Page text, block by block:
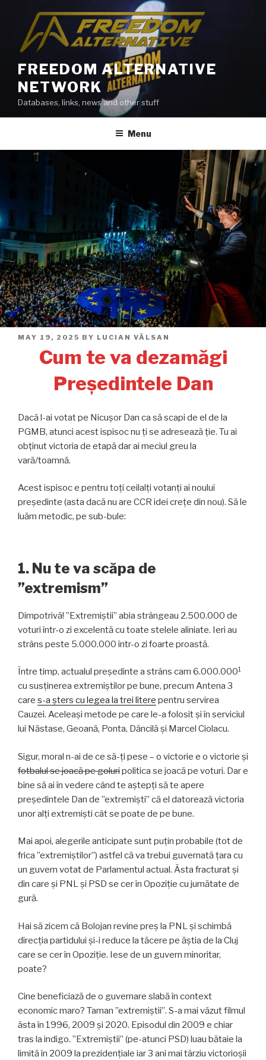
content
FREEDOM ALTERNATIVE
NETWORK
Databases, links, news and other stuff
Menu
POSTED
MAY 19, 2025 BY LUCIAN VÂLSAN
Cum te va dezamăgi
Președintele Dan
Dacă l-ai votat pe Nicușor Dan ca să scapi de el de la
PGMB, atunci acest ispisoc nu ți se adresează ție. Tu ai
obținut victoria de etapă dar ai meciul greu la
vară/toamnă.
Acest ispisoc e pentru toți ceilalți votanți ai noului
președinte (asta dacă nu are CCR idei crețe din nou). Să le
luăm metodic, pe sub-bule:
1. Nu te va scăpa de
”extremism”
Dimpotrivă! ”Extremiștii” abia strângeau 2.500.000 de
voturi într-o zi excelentă cu toate stelele aliniate. Ieri au
strâns peste 5.000.000 într-o zi foarte proastă.
Între timp, actualul președinte a strâns cam 6.000.0001
cu susținerea extremiștilor pe bune, precum Antena 3
care s-a șters cu legea la trei litere pentru servirea
Cauzei. Aceleași metode pe care le-a folosit și în serviciul
lui Năstase, Geoană, Ponta, Dăncilă și Marcel Ciolacu.
Sigur, moral n-ai de ce să-ți pese – o victorie e o victorie și
fotbalul se joacă pe goluripolitica se joacă pe voturi. Dar e
bine să ai în vedere când te aștepți să te apere
președintele Dan de ”extremiști” că el datorează victoria
unor alți extremiști cât se poate de pe bune.
Mai apoi, alegerile anticipate sunt puțin probabile (tot de
frica ”extremiștilor”) astfel că va trebui guvernată țara cu
un guvern votat de Parlamentul actual. Ăsta fracturat și
din care și PNL și PSD se cer în Opoziție cu jumătate de
gură.
Hai să zicem că Bolojan revine preș la PNL și schimbă
direcția partidului și-i reduce la tăcere pe ăștia de la Cluj
care se cer în Opoziție. Iese de un guvern minoritar,
poate?
Cine beneficiază de o guvernare slabă în context
economic maro? Taman ”extremiștii”. S-a mai văzut filmul
ăsta în 1996, 2009 și 2020. Episodul din 2009 e chiar
tras la indigo. ”Extremiștii” (pe-atunci PSD) luau bătaie la
limită în 2009 la prezidențiale iar 3 ani mai târziu victorioșii